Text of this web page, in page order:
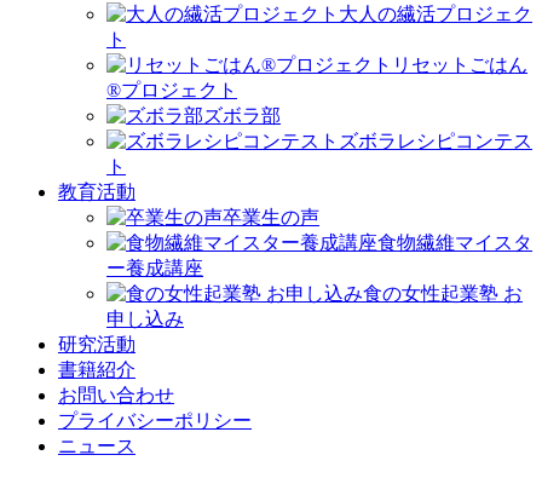
大人の繊活プロジェク
ト
リセットごはん
®プロジェクト
ズボラ部
ズボラレシピコンテス
ト
教育活動
卒業生の声
食物繊維マイスタ
ー養成講座
食の女性起業塾 お
申し込み
研究活動
書籍紹介
お問い合わせ
プライバシーポリシー
ニュース